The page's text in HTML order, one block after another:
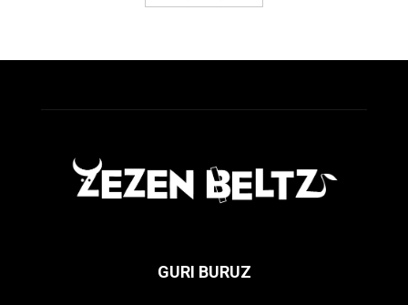
GURI BURUZ